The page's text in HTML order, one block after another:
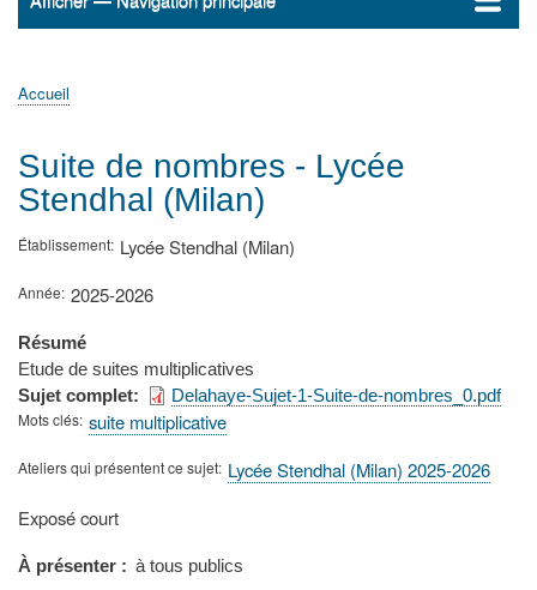
Navigation
Accueil
ActualitésMATh.en.JEANS ?
Régions et Ateliers
Créer, gérer un atelier
Sujets/Publications
Congrès
d'Ariane
Accueil
Suite de nombres - Lycée
Stendhal (Milan)
Établissement Lycée Stendhal (Milan)
Année 2025-2026
Résumé
Etude de suites multiplicatives
Sujet complet
Delahaye-Sujet-1-Suite-de-nombres_0.pdf
Mots clés suite multiplicative
Ateliers qui présentent ce sujet Lycée Stendhal (Milan) 2025-2026
Type
présentation
Exposé court
À présenter à tous publics